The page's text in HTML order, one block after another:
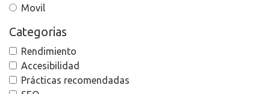
Movil
Categorias
Rendimiento
Accesibilidad
Prácticas recomendadas